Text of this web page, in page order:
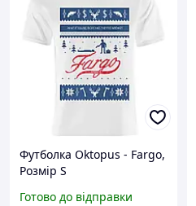
Футболка Oktopus - Fargo,
Розмір S
Готово до відправки